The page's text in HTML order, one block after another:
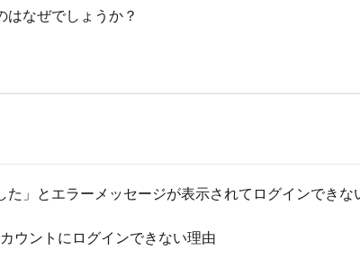
なぜでしょうか？
た」とエラーメッセージが表示されてログインできな
ウントにログインできない理由